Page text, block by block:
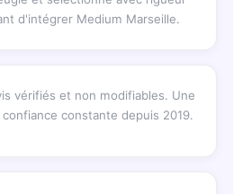
d'intégrer Medium Marseille.
vérifiés et non modifiables. Une
constante depuis 2019.